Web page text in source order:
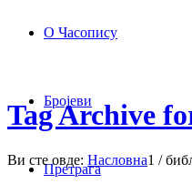
О Часопису
Бројеви
Претрага
Tag Archive
Ви сте овде: Насловна1 /